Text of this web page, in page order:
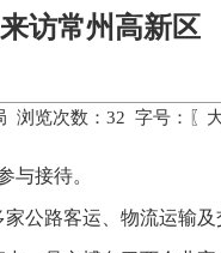
访常州高新区
浏览次数： 32 字号：〖
与接待。
公路客运、物流运输